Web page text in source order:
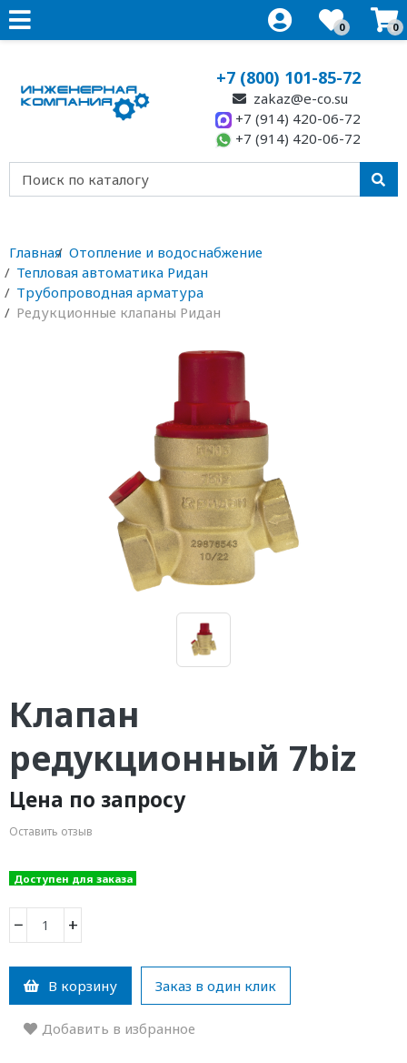
0 0
+7 (800) 101-85-72
zakaz@e-co.su
+7 (914) 420-06-72
+7 (914) 420-06-72
Главная Отопление и водоснабжение
Тепловая автоматика Ридан
Трубопроводная арматура
Редукционные клапаны Ридан
Клапан
редукционный 7biz
Цена по запросу
Оставить отзыв
Доступен для заказа
− +
В корзину Заказ в один клик
Добавить в избранное